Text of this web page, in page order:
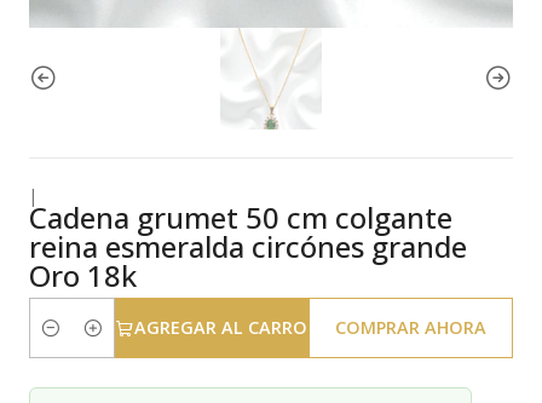
|
Cadena grumet 50 cm colgante
reina esmeralda circónes grande
Oro 18k
Cantidad
AGREGAR AL CARRO COMPRAR AHORA